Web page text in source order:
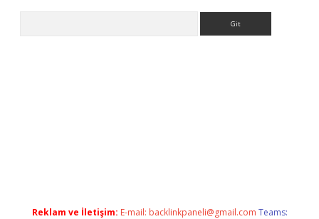
Reklam ve İletişim: E-mail: backlinkpaneli@gmail.com Teams: